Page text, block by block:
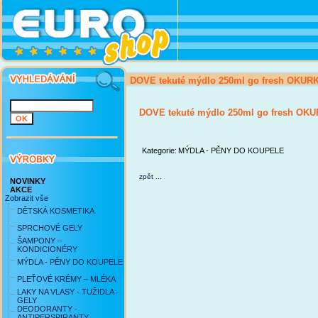
NOVINKY
AKCE
Zobrazit vše
DĚTSKÁ KOSMETIKA
SPRCHOVÉ GELY
ŠAMPONY –
KONDICIONÉRY
MÝDLA - PĚNY DO KOUPELE
PLEŤOVÉ KRÉMY – MLÉKA
LAKY NA VLASY - TUŽIDLA -
GELY
DEODORANTY -
DOVE tekuté mýdlo 250ml go fresh
DOVE tekuté mýdlo 250ml go fresh
Kategorie: MÝDLA - PĚNY DO KOUPELE
zpět ...